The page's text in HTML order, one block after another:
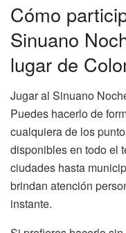
Cómo
Sinuano
lugar de
Jugar al Sinuano
Puedes hacerlo de
cualquiera de los
disponibles en todo el
ciudades hasta
brindan atención
instante.